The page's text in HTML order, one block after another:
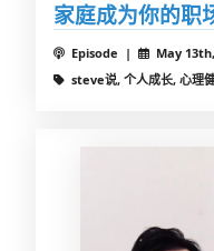
家庭成为你的职
Episode | May
steve说, 个人成长, 心理